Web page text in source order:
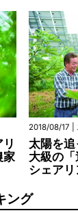
家
2018/08/17 |
太陽を
大級の
シェアリ
ング